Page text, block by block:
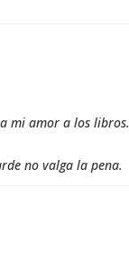
mi amor a los libros.
no valga la pena.